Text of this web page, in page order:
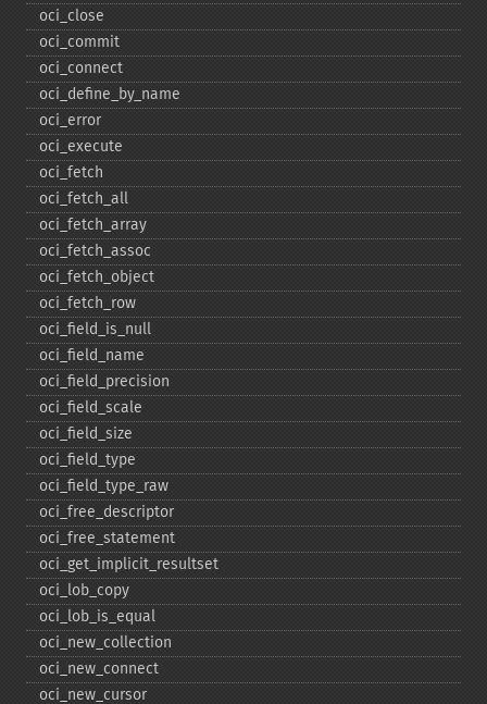
oci_​close
oci_​commit
oci_​connect
oci_​define_​by_​name
oci_​error
oci_​execute
oci_​fetch
oci_​fetch_​all
oci_​fetch_​array
oci_​fetch_​assoc
oci_​fetch_​object
oci_​fetch_​row
oci_​field_​is_​null
oci_​field_​name
oci_​field_​precision
oci_​field_​scale
oci_​field_​size
oci_​field_​type
oci_​field_​type_​raw
oci_​free_​descriptor
oci_​free_​statement
oci_​get_​implicit_​resultset
oci_​lob_​copy
oci_​lob_​is_​equal
oci_​new_​collection
oci_​new_​connect
oci_​new_​cursor